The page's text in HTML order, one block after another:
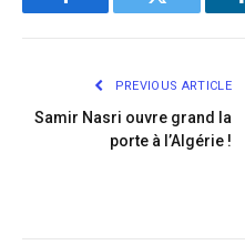
Facebook Twitter
PREVIOUS ARTICLE
Samir Nasri ouvre grand la
porte à l’Algérie !